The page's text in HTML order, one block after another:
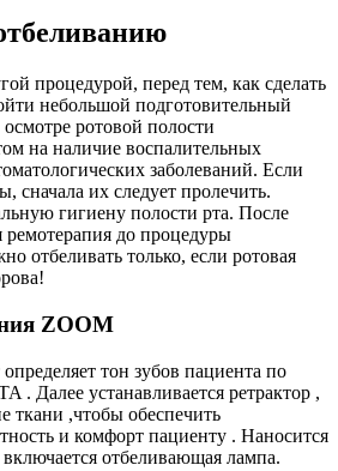
процедурой, перед тем, как сделать
небольшой подготовительный
ротовой полости
на наличие воспалительных
заболеваний. Если
сначала их следует пролечить.
гигиену полости рта. После
ремотерапия до процедуры
отбеливать только, если ротовая
ZOOM
тон зубов пациента по
. Далее устанавливается ретрактор ,
ткани ,чтобы обеспечить
и комфорт пациенту . Наносится
отбеливающая лампа.